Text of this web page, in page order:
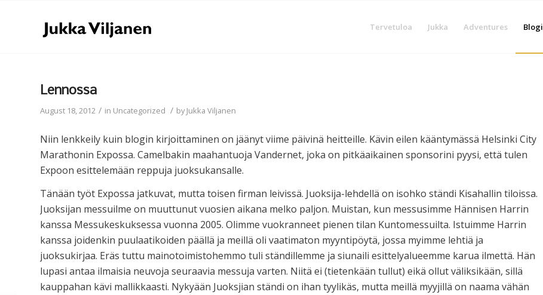
Tervetuloa Jukka Adventures Blogi
Lennossa
August 18, 2012 / in Uncategorized / byJukka Viljanen
Niin lenkkeily kuin blogin kirjoittaminen on jäänyt viime päivinä heitteille. Kävin eilen kääntymässä Helsinki City
Marathonin Expossa. Camelbakin maahantuoja Vandernet, joka on pitkäaikainen sponsorini pyysi, että tulen
Expoon esittelemään reppuja juoksukansalle.
Tänään työt Expossa jatkuvat, mutta toisen firman leivissä. Juoksija-lehdellä on isohko ständi Kisahallin tiloissa.
Juoksijan messuilme on muuttunut vuosien aikana melko paljon. Muistan, kun messusimme Hännisen Harrin
kanssa Messukeskuksessa vuonna 2005. Olimme vuokranneet pienen tilan Kuntomessuilta. Istuimme Harrin
kanssa joidenkin puulaatikoiden päällä ja meillä oli vaatimaton myyntipöytä, jossa myimme lehtiä ja
juoksukirjaa. Eräs tuttu mainotoimistohemmo tuli ständillemme ja siunaili esittelyalueemme karua ilmettä. Hän
lupasi antaa ilmaisia neuvoja seuraavia messuja varten. Niitä ei (tietenkään tullut) eikä ollut väliksikään, sillä
kauppahan kävi mallikkaasti. Nykyään Juoksjian ständi on ihan tyylikäs, mutta meillä myyjillä on naama vähän